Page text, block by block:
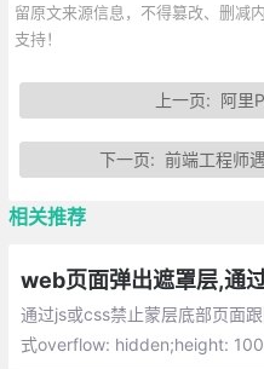
留原文来源信息，不得篡改、删减
支持！
上一页: 阿里
下一页:前端工程师
相关推荐
通过js或css禁止蒙层底部页面
式overflow: hidden;height: